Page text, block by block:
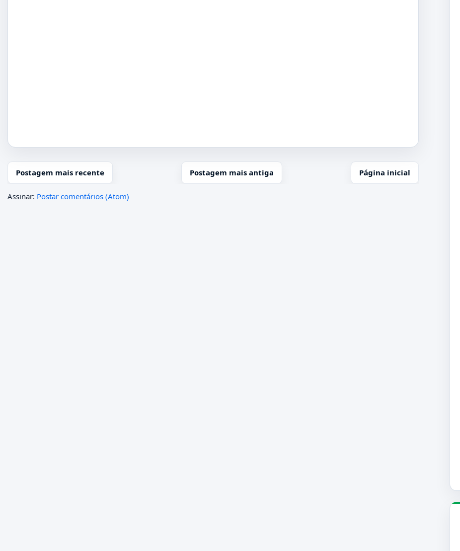
Postagem mais recente Postagem mais antiga Página inicial
Assinar: Postar comentários (Atom)